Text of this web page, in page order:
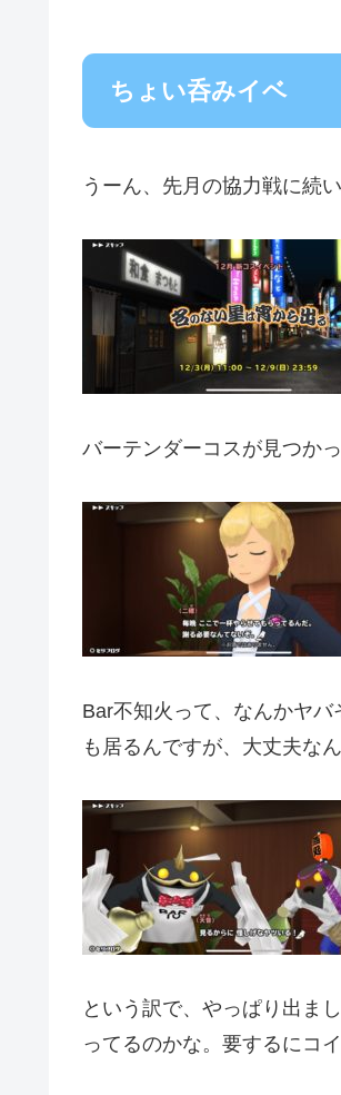
ちょい呑みイベ
うーん、先月の協力戦に続
バーテンダーコスが見つか
Bar不知火って、なんかヤ
も居るんですが、大丈夫な
という訳で、やっぱり出ま
ってるのかな。要するにコ